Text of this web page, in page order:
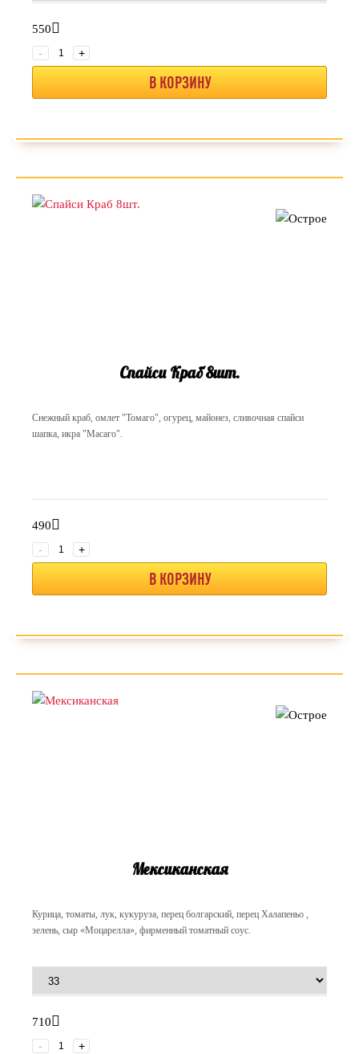
550
-
+
В КОРЗИНУ
Спайси Краб 8шт.
Снежный краб, омлет "Томаго", огурец, майонез, сливочная спайси
шапка, икра "Масаго".
490
-
+
В КОРЗИНУ
Мексиканская
Курица, томаты, лук, кукуруза, перец болгарский, перец Халапеньо ,
зелень, сыр «Моцарелла», фирменный томатный соус.
710
-
+